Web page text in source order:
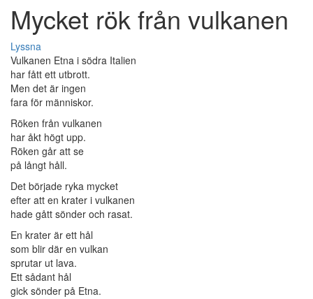
Mycket rök från vulkanen
Lyssna
Vulkanen Etna i södra Italien
har fått ett utbrott.
Men det är ingen
fara för människor.
Röken från vulkanen
har åkt högt upp.
Röken går att se
på långt håll.
Det började ryka mycket
efter att en krater i vulkanen
hade gått sönder och rasat.
En krater är ett hål
som blir där en vulkan
sprutar ut lava.
Ett sådant hål
gick sönder på Etna.